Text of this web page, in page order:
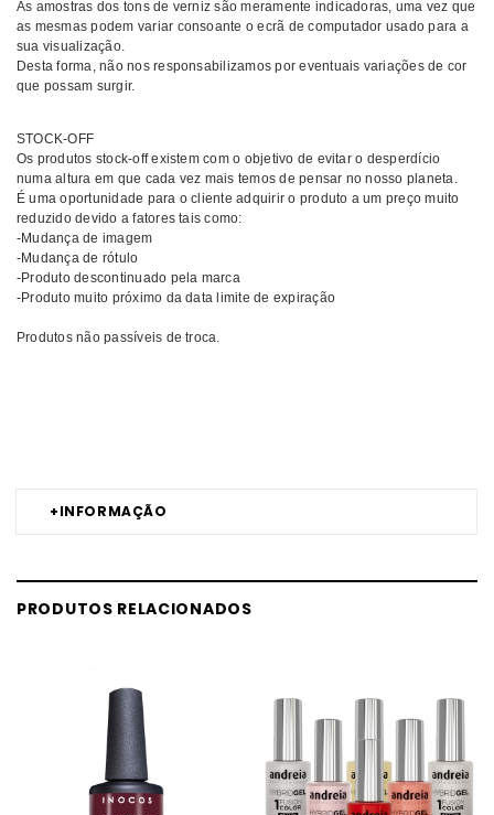
+INFORMAÇÃO
As amostras dos tons de verniz são meramente indicadoras, uma vez que
as mesmas podem variar consoante o ecrã de computador usado para a
sua visualização.
Desta forma, não nos responsabilizamos por eventuais variações de cor
que possam surgir.
STOCK-OFF
Os produtos stock-off existem com o objetivo de evitar o desperdício
numa altura em que cada vez mais temos de pensar no nosso planeta.
É uma oportunidade para o cliente adquirir o produto a um preço muito
reduzido devido a fatores tais como:
-Mudança de imagem
-Mudança de rótulo
-Produto descontinuado pela marca
-Produto muito próximo da data limite de expiração
Produtos não passíveis de troca.
PRODUTOS RELACIONADOS